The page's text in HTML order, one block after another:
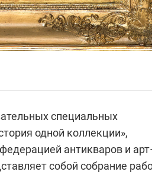
специальных
одной коллекции»,
антикваров и
собой собрание